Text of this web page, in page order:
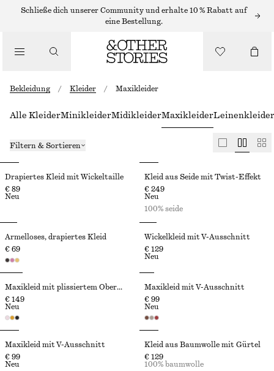
Schließe dich unserer Community und erhalte 10 % Rabatt auf
eine Bestellung.
Bekleidung / Kleider / Maxikleider
Alle KleiderMinikleiderMidikleiderMaxikleiderLeinenkleider
Filtern & Sortieren
Drapiertes Kleid mit Wickeltaille
€ 89
Neu
Kleid aus Seide mit Twist-Effekt
€ 249
Neu
100% seide
Ärmelloses, drapiertes Kleid
€ 69
Wickelkleid mit V-Ausschnitt
€ 129
Neu
Maxikleid mit plissiertem Oberteil
€ 149
Neu
Maxikleid mit V-Ausschnitt
€ 99
Neu
Maxikleid mit V-Ausschnitt
€ 99
Neu
Kleid aus Baumwolle mit Gürtel
€ 129
100% baumwolle